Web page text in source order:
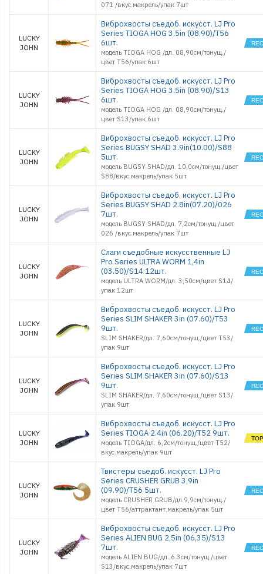
071 /вкус.макрель/упак 7шт
LUCKY
JOHN
Виброхвосты съедоб. искусст. LJ Pro
Series TIOGA HOG 3.5in (08.90)/T56
6шт.
модель TIOGA HOG /дл. 08,90см/тонущ./
цвет T56/упак 6шт
LUCKY
JOHN
Виброхвосты съедоб. искусст. LJ Pro
Series TIOGA HOG 3.5in (08.90)/S13
6шт.
модель TIOGA HOG /дл. 08,90см/тонущ./
цвет S13/упак 6шт
LUCKY
JOHN
Виброхвосты съедоб. искусст. LJ Pro
Series BUGSY SHAD 3.9in(10.00)/S88
5шт.
модель BUGSY SHAD/дл. 10,0см/тонущ./цвет
S88/вкус.макрель/упак 5шт
LUCKY
JOHN
Виброхвосты съедоб. искусст. LJ Pro
Series BUGSY SHAD 2.8in(07.20)/026
7шт.
модель BUGSY SHAD/дл. 7,2см/тонущ./цвет
026 /вкус.макрель/упак 7шт
LUCKY
JOHN
Слаги съедобные искусственные LJ
Pro Series ULTRA WORM 1,4in
(03.50)/S14 12шт.
модель ULTRA WORM/дл. 3,50см/цвет S14/
упак 12шт
LUCKY
JOHN
Виброхвосты съедоб. искусст. LJ Pro
Series SLIM SHAKER 3in (07.60)/T53
9шт.
SLIM SHAKER/дл. 7,60см/тонущ./цвет T53/
упак 9шт
LUCKY
JOHN
Виброхвосты съедоб. искусст. LJ Pro
Series SLIM SHAKER 3in (07.60)/S13
9шт.
SLIM SHAKER/дл. 7,60см/тонущ./цвет S13/
упак 9шт
LUCKY
JOHN
Виброхвосты съедоб. искусст. LJ Pro
Series TIOGA 2.4in (06.20)/T52 9шт.
модель TIOGA/дл. 6,2см/тонущ./цвет T52/
вкус.макрель/упак 9шт
LUCKY
JOHN
Твистеры съедоб. искусст. LJ Pro
Series CRUSHER GRUB 3,9in
(09.90)/T56 5шт.
модель CRUSHER GRUB/дл.9,9см/тонущ./
цвет T56/аттрактант.макрель/упак 5шт
LUCKY
JOHN
Виброхвосты съедоб. искусст. LJ Pro
Series ALIEN BUG 2,5in (06,35)/S13
7шт.
модель ALIEN BUG/дл. 6.3см/тонущ./цвет
S13/вкус.макрель/упак 7шт